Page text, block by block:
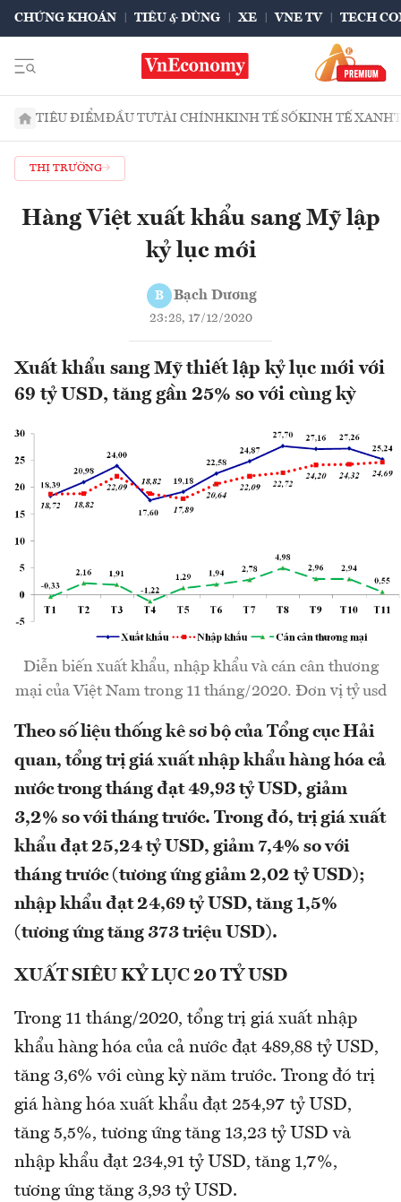
CHỨNG KHOÁN TIÊU & DÙNG XE VNE TV TECH
TIÊU ĐIỂMĐẦU TƯTÀI CHÍNHKINH TẾ SỐKINH TẾ XANH
THỊ TRƯỜNG
Hàng Việt xuất khẩu sang Mỹ lập
kỷ lục mới
B Bạch Dương
23:28, 17/12/2020
Xuất khẩu sang Mỹ thiết lập kỷ lục mới với
69 tỷ USD, tăng gần 25% so với cùng kỳ
Diễn biến xuất khẩu, nhập khẩu và cán cân thương
mại của Việt Nam trong 11 tháng/2020. Đơn vị tỷ usd
Theo số liệu thống kê sơ bộ của Tổng cục Hải
quan, tổng trị giá xuất nhập khẩu hàng hóa cả
nước trong tháng đạt 49,93 tỷ USD, giảm
3,2% so với tháng trước. Trong đó, trị giá xuất
khẩu đạt 25,24 tỷ USD, giảm 7,4% so với
tháng trước (tương ứng giảm 2,02 tỷ USD);
nhập khẩu đạt 24,69 tỷ USD, tăng 1,5%
(tương ứng tăng 373 triệu USD).
XUẤT SIÊU KỶ LỤC 20 TỶ USD
Trong 11 tháng/2020, tổng trị giá xuất nhập
khẩu hàng hóa của cả nước đạt 489,88 tỷ USD,
tăng 3,6% với cùng kỳ năm trước. Trong đó trị
giá hàng hóa xuất khẩu đạt 254,97 tỷ USD,
tăng 5,5%, tương ứng tăng 13,23 tỷ USD và
nhập khẩu đạt 234,91 tỷ USD, tăng 1,7%,
tương ứng tăng 3,93 tỷ USD.